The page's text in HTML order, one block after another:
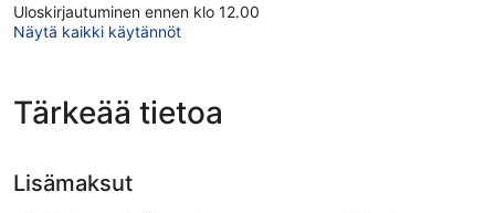
Uloskirjautuminen ennen klo 12.00
Näytä kaikki käytännöt
Tärkeää tietoa
Lisämaksut